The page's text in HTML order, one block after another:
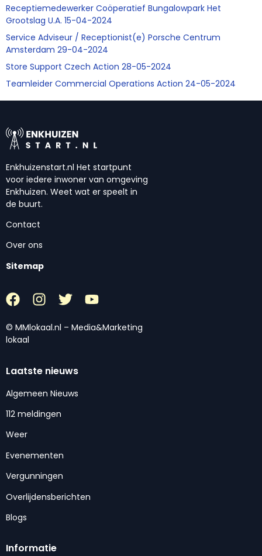
Receptiemedewerker Coöperatief Bungalowpark Het
Grootslag U.A. 15-04-2024
Service Adviseur / Receptionist(e) Porsche Centrum
Amsterdam 29-04-2024
Store Support Czech Action 28-05-2024
Teamleider Commercial Operations Action 24-05-2024
Enkhuizenstart.nl Het startpunt
voor iedere inwoner van omgeving
Enkhuizen. Weet wat er speelt in
de buurt.
Contact
Over ons
Sitemap
© MMlokaal.nl – Media&Marketing
lokaal
Laatste nieuws
Algemeen Nieuws
112 meldingen
Weer
Evenementen
Vergunningen
Overlijdensberichten
Blogs
Informatie